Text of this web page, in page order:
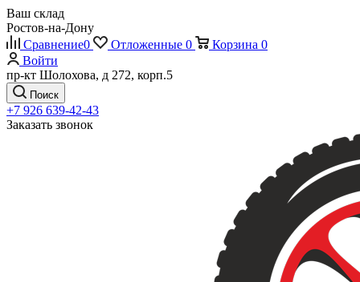
Ваш склад
Ростов-на-Дону
Сравнение0 Отложенные 0 Корзина 0
Войти
пр-кт Шолохова, д 272, корп.5
Поиск
+7 926 639-42-43
Заказать звонок